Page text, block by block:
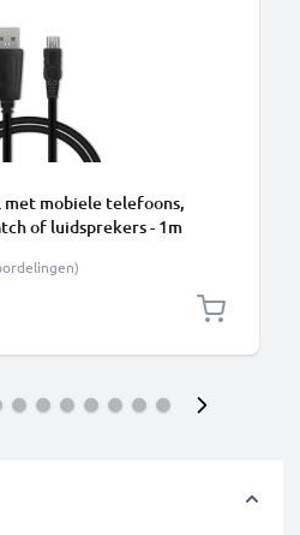
met mobiele telefoons,
of luidsprekers - 1m